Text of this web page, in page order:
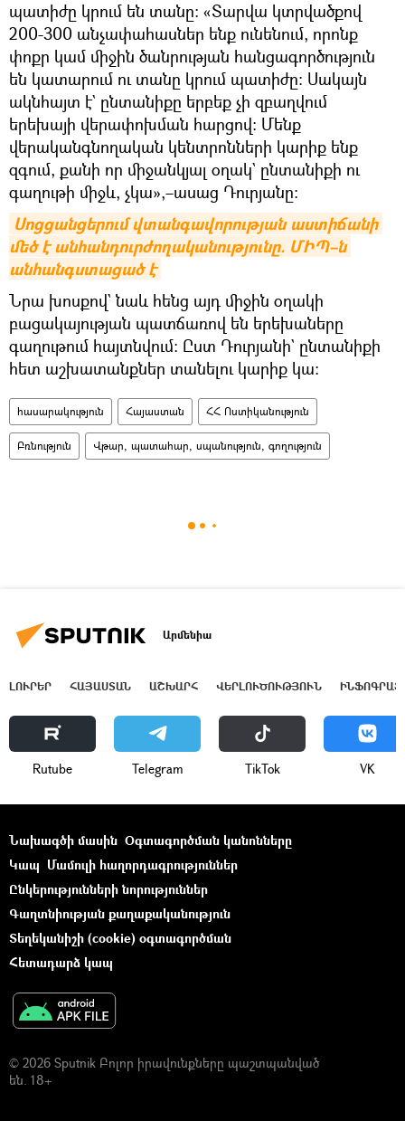
պատիժը կրում են տանը։ «Տարվա կտրվածքով
200-300 անչափահասներ ենք ունենում, որոնք
փոքր կամ միջին ծանրության հանցագործություն
են կատարում ու տանը կրում պատիժը։ Սակայն
ակնհայտ է` ընտանիքը երբեք չի զբաղվում
երեխայի վերափոխման հարցով։ Մենք
վերականգնողական կենտրոնների կարիք ենք
զգում, քանի որ միջանկյալ օղակ` ընտանիքի ու
գաղութի միջև, չկա»,–ասաց Դուրյանը։
Սոցցանցերում վտանգավորության աստիճանի
մեծ է անհանդուրժողականությունը. ՄԻՊ–ն
անհանգստացած է
Նրա խոսքով` նաև հենց այդ միջին օղակի
բացակայության պատճառով են երեխաները
գաղութում հայտնվում։ Ըստ Դուրյանի` ընտանիքի
հետ աշխատանքներ տանելու կարիք կա։
հասարակություն Հայաստան ՀՀ Ոստիկանություն
Բռնություն Վթար, պատահար, սպանություն, գողություն
Արմենիա
ԼՈՒՐԵՐ ՀԱՅԱՍՏԱՆ ԱՇԽԱՐՀ ՎԵՐԼՈՒԾՈՒԹՅՈՒՆ
Rutube Telegram ТikТоk VK
Նախագծի մասին Օգտագործման կանոնները
Կապ Մամուլի հաղորդագրություններ
Ընկերությունների նորություններ
Գաղտնիության քաղաքականություն
Տեղեկանիշի (cookie) օգտագործման
Հետադարձ կապ
© 2026 Sputnik Բոլոր իրավունքները պաշտպանված
են. 18+